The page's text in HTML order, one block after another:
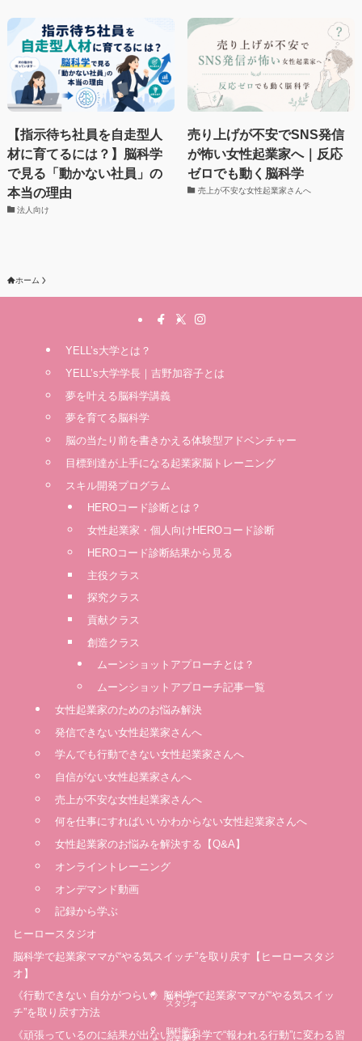
【指示待ち社員を自走型人
材に育てるには？】脳科学
で見る「動かない社員」の
本当の理由
法人向け
売り上げが不安でSNS発信
が怖い女性起業家へ｜反応
ゼロでも動く脳科学
売上が不安な女性起業家さんへ
ホーム
YELL’s大学とは？
YELL’s大学学長｜吉野加容子とは
夢を叶える脳科学講義
夢を育てる脳科学
脳の当たり前を書きかえる体験型アドベンチャー
⽬標到達が上⼿になる起業家脳トレーニング
スキル開発プログラム
HEROコード診断とは？
女性起業家・個人向けHEROコード診断
HEROコード診断結果から見る
主役クラス
探究クラス
貢献クラス
創造クラス
ムーンショットアプローチとは？
ムーンショットアプローチ記事一覧
女性起業家のためのお悩み解決
発信できない女性起業家さんへ
学んでも行動できない女性起業家さんへ
自信がない女性起業家さんへ
売上が不安な女性起業家さんへ
何を仕事にすればいいかわからない女性起業家さんへ
女性起業家のお悩みを解決する【Q&A】
オンライントレーニング
オンデマンド動画
記録から学ぶ
ヒーロースタジオ
脳科学で起業家ママが“やる気スイッチ”を取り戻す【ヒーロースタジ
オ】
《行動できない 自分がつらい》脳科学で起業家ママが“やる気スイッ
チ”を取り戻す方法
《頑張っているのに結果が出ない》脳科学で“報われる行動”に変わる習
ヒーロー
スタジオ
脳科学で
起業家マ